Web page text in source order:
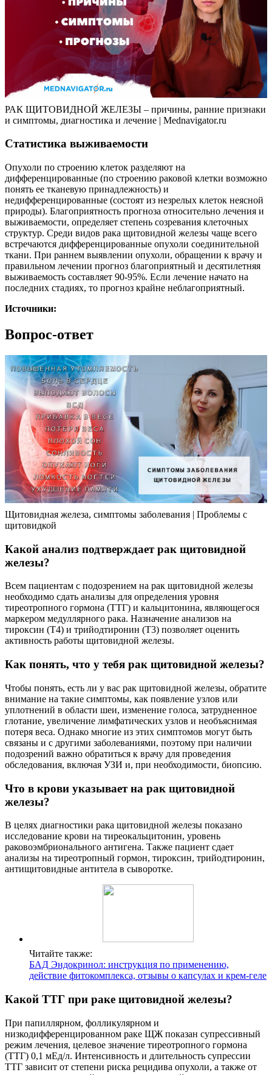
РАК ЩИТОВИДНОЙ ЖЕЛЕЗЫ – причины, ранние признаки
и симптомы, диагностика и лечение | Mednavigator.ru
Статистика выживаемости
Опухоли по строению клеток разделяют на
дифференцированные (по строению раковой клетки возможно
понять ее тканевую принадлежность) и
недифференцированные (состоят из незрелых клеток неясной
природы). Благоприятность прогноза относительно лечения и
выживаемости, определяет степень созревания клеточных
структур. Среди видов рака щитовидной железы чаще всего
встречаются дифференцированные опухоли соединительной
ткани. При раннем выявлении опухоли, обращении к врачу и
правильном лечении прогноз благоприятный и десятилетняя
выживаемость составляет 90-95%. Если лечение начато на
последних стадиях, то прогноз крайне неблагоприятный.
Источники:
Вопрос-ответ
Щитовидная железа, симптомы заболевания | Проблемы с
щитовидкой
Какой анализ подтверждает рак щитовидной
железы?
Всем пациентам с подозрением на рак щитовидной железы
необходимо сдать анализы для определения уровня
тиреотропного гормона (ТТГ) и кальцитонина, являющегося
маркером медуллярного рака. Назначение анализов на
тироксин (Т4) и трийодтиронин (Т3) позволяет оценить
активность работы щитовидной железы.
Как понять, что у тебя рак щитовидной железы?
Чтобы понять, есть ли у вас рак щитовидной железы, обратите
внимание на такие симптомы, как появление узлов или
уплотнений в области шеи, изменение голоса, затрудненное
глотание, увеличение лимфатических узлов и необъяснимая
потеря веса. Однако многие из этих симптомов могут быть
связаны и с другими заболеваниями, поэтому при наличии
подозрений важно обратиться к врачу для проведения
обследования, включая УЗИ и, при необходимости, биопсию.
Что в крови указывает на рак щитовидной
железы?
В целях диагностики рака щитовидной железы показано
исследование крови на тиреокальцитонин, уровень
раковоэмбрионального антигена. Также пациент сдает
анализы на тиреотропный гормон, тироксин, трийодтиронин,
антищитовидные антитела в сыворотке.
Читайте также:
БАД Эндокринол: инструкция по применению,
действие фитокомплекса, отзывы о капсулах и крем-геле
Какой ТТГ при раке щитовидной железы?
При папиллярном, фолликулярном и
низкодифференцированном раке ЩЖ показан супрессивный
режим лечения, целевое значение тиреотропного гормона
(ТТГ) 0,1 мЕд/л. Интенсивность и длительность супрессии
ТТГ зависит от степени риска рецидива опухоли, а также от